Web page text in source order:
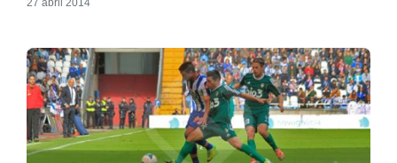
27 abril 2014